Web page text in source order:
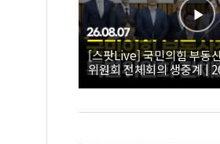
[스팟Live] 국민의힘 부동
위원회 전체회의 생중계 |